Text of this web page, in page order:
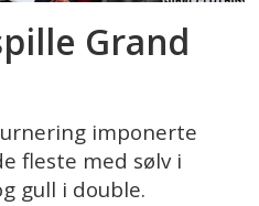
Grand
imponerte
fleste med sølv i
gull i double.